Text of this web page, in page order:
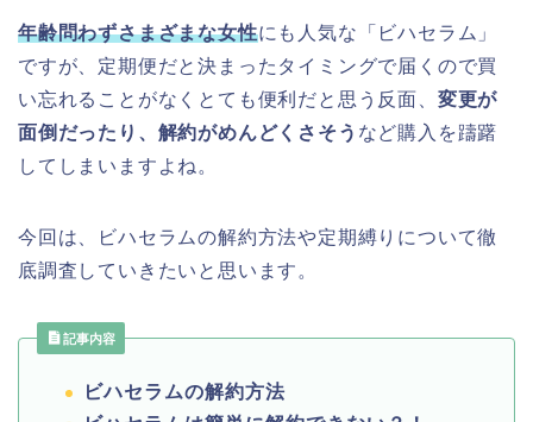
年齢問わずさまざまな女性にも人気な「ビハセラム」
ですが、定期便だと決まったタイミングで届くので買
い忘れることがなくとても便利だと思う反面、 変更が
面倒だったり、解約がめんどくさそう など購入を躊躇
してしまいますよね。
今回は、ビハセラムの解約方法や定期縛りについて徹
底調査していきたいと思います。
記事内容
ビハセラムの解約方法